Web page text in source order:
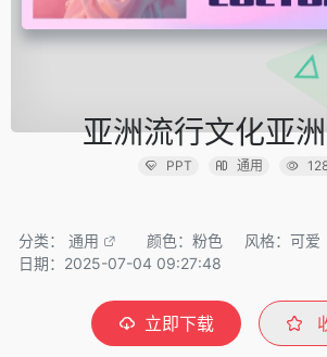
亚洲流行文化亚
PPT 通用
分类： 通用 颜色：粉色
风格：可爱
日期：2025-07-04 09:27:48
立即下载